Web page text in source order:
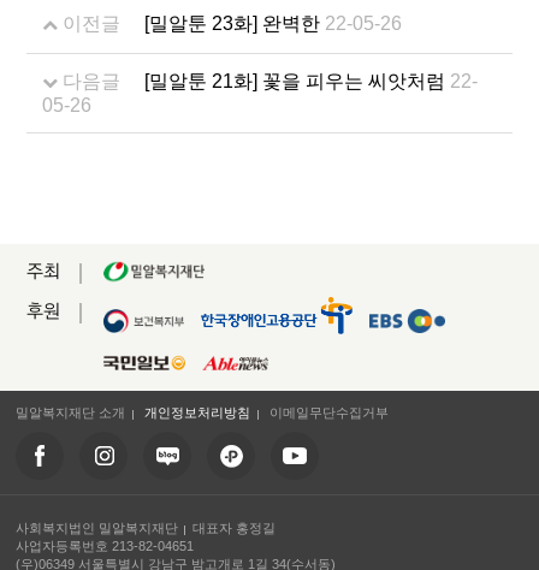
이전글 [밀알툰 23화] 완벽한 22-05-26
다음글 [밀알툰 21화] 꽃을 피우는 씨앗처럼 22-
05-26
주최
후원
밀알복지재단 소개 개인정보처리방침 이메일무단수집거부
사회복지법인 밀알복지재단
대표자 홍정길
사업자등록번호 213-82-04651
(우)06349 서울특별시 강남구 밤고개로 1길 34(수서동)